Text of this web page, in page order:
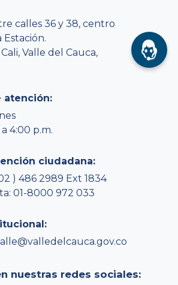
calles 36 y 38, centro
Estación.
Valle del Cauca,
atención:
4:00 p.m.
ciudadana:
) 486 2989 Ext 1834
01-8000 972 033
nuestras redes sociales: